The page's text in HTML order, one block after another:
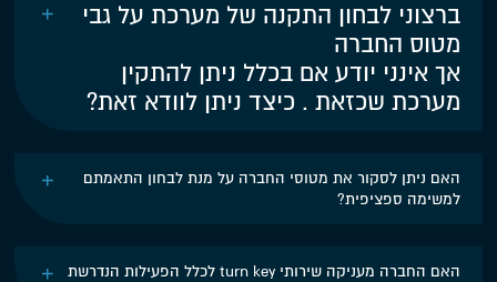
ברצוני לבחון התקנה של מערכת על גבי
מטוס החברה
אך אינני יודע אם בכלל ניתן להתקין
מערכת שכזאת . כיצד ניתן לוודא זאת?
האם ניתן לסקור את מטוסי החברה על מנת לבחון התאמתם
למשימה ספציפית?
האם החברה מעניקה שירותי turn key לכלל הפעילות הנדרשת